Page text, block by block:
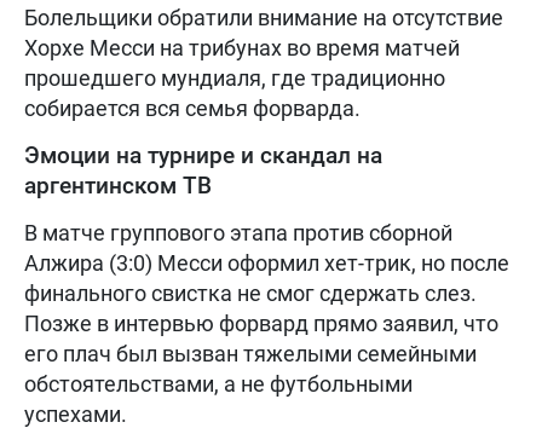
Болельщики обратили внимание на отсутствие
Хорхе Месси на трибунах во время матчей
прошедшего мундиаля, где традиционно
собирается вся семья форварда.
Эмоции на турнире и скандал на
аргентинском ТВ
В матче группового этапа против сборной
Алжира (3:0) Месси оформил хет-трик, но после
финального свистка не смог сдержать слез.
Позже в интервью форвард прямо заявил, что
его плач был вызван тяжелыми семейными
обстоятельствами, а не футбольными
успехами.